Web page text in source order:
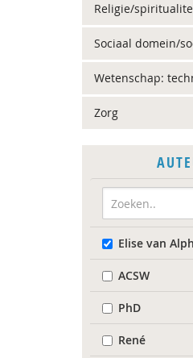
Religie/
Sociaal domein/
Wetenschap:
Zorg
Elise van
ACSW
PhD
René